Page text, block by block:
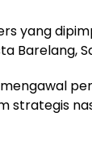
yang
Barelang,
strategis